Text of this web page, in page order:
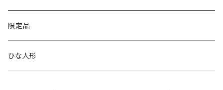
MARU時計
窓付き
窓付き
名刺サイズ
クリップボード
標準
ワイド
表札
ペーパーホルダー
限定品
ひな人形